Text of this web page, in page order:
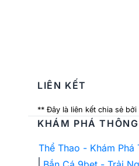
LIÊN KẾT
** Đây là liên kết chia sẻ
KHÁM PHÁ
Thể Thao - Khám